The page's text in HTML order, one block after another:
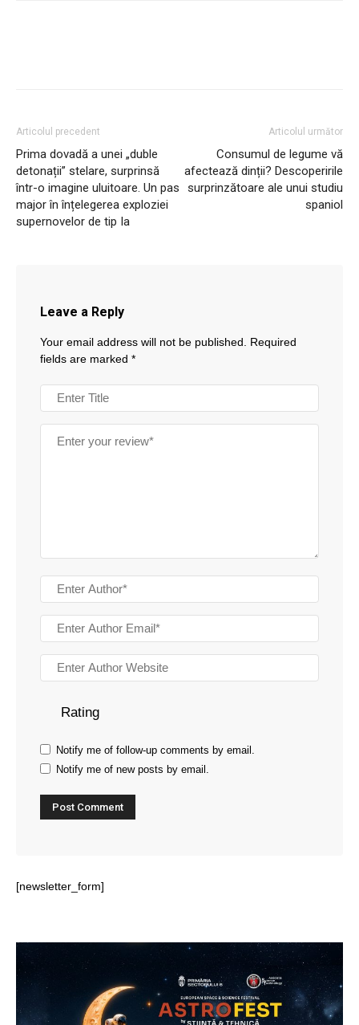
Articolul precedent
Prima dovadă a unei „duble
detonații” stelare, surprinsă
într-o imagine uluitoare. Un pas
major în înțelegerea exploziei
supernovelor de tip Ia
Articolul următor
Consumul de legume vă
afectează dinții? Descoperirile
surprinzătoare ale unui studiu
spaniol
Leave a Reply
Your email address will not be published.
Required
fields are marked *
Rating
Notify me of follow-up comments by email.
Notify me of new posts by email.
[newsletter_form]